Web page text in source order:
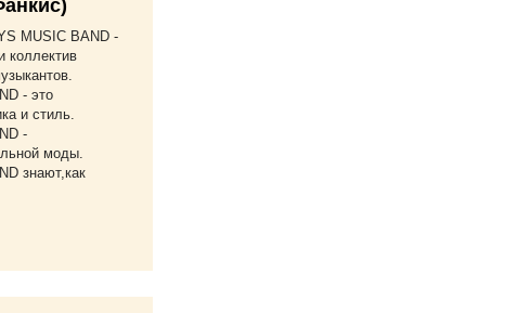
MUSIC BAND -
коллектив
- это
и стиль.
-
моды.
знают,как